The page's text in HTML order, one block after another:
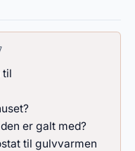
til
er galt med?
til gulvvarmen